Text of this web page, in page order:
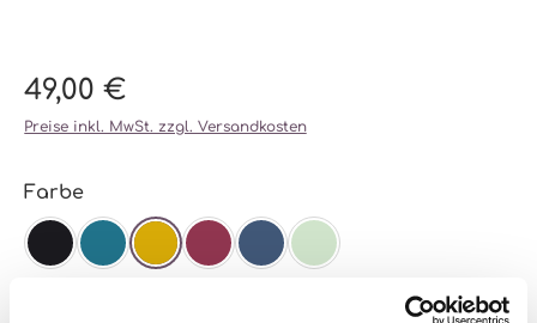
49,00 €
Preise inkl. MwSt. zzgl. Versandkosten
Farbeauswählen
SCHWARZ
TEAL SENF BEERE NAVY MINT